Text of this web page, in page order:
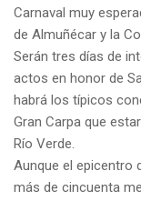
Carnaval muy
de Almuñécar y la
Serán tres días de
actos en honor de
habrá los típicos
Gran Carpa que
Río Verde.
Aunque el epicentro
más de cincuenta